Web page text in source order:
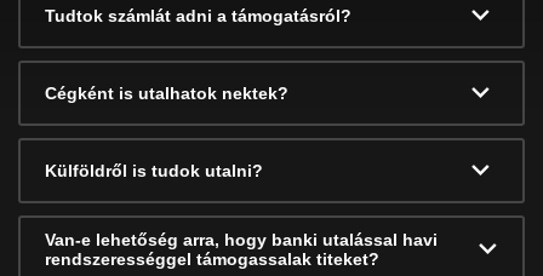
Tudtok számlát adni a támogatásról?
Cégként is utalhatok nektek?
Külföldről is tudok utalni?
Van-e lehetőség arra, hogy banki utalással havi
rendszerességgel támogassalak titeket?